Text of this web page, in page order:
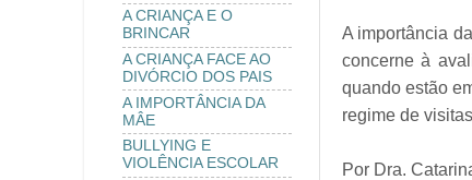
A importância
concerne à
quando estão
regime de
Por Dra.
A CRIANÇA E O
BRINCAR
A CRIANÇA FACE AO
DIVÓRCIO DOS PAIS
A IMPORTÂNCIA DA
MÂE
BULLYING E
VIOLÊNCIA ESCOLAR